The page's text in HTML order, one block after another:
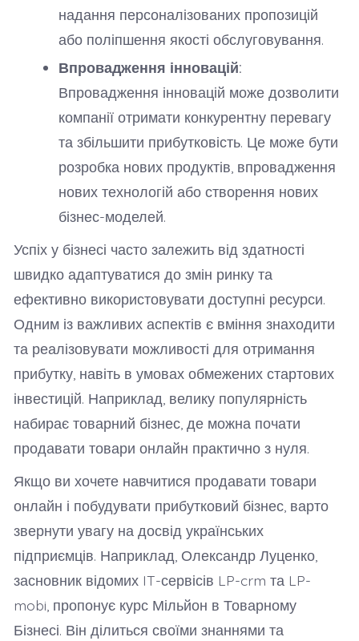
надання персоналізованих пропозицій
або поліпшення якості обслуговування.
Впровадження інновацій:
Впровадження інновацій може дозволити
компанії отримати конкурентну перевагу
та збільшити прибутковість. Це може бути
розробка нових продуктів, впровадження
нових технологій або створення нових
бізнес-моделей.
Успіх у бізнесі часто залежить від здатності
швидко адаптуватися до змін ринку та
ефективно використовувати доступні ресурси.
Одним із важливих аспектів є вміння знаходити
та реалізовувати можливості для отримання
прибутку, навіть в умовах обмежених стартових
інвестицій. Наприклад, велику популярність
набирає товарний бізнес, де можна почати
продавати товари онлайн практично з нуля.
Якщо ви хочете навчитися продавати товари
онлайн і побудувати прибутковий бізнес, варто
звернути увагу на досвід українських
підприємців. Наприклад, Олександр Луценко,
засновник відомих IT-сервісів LP-crm та LP-
mobi, пропонує курс Мільйон в Товарному
Бізнесі. Він ділиться своїми знаннями та